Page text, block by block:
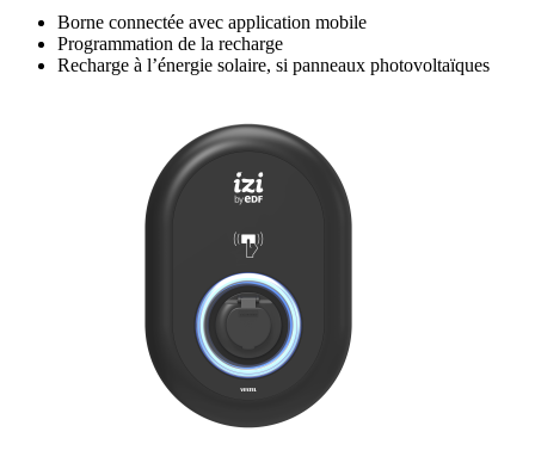
Borne connectée avec application mobile
Programmation de la recharge
Recharge à l’énergie solaire, si panneaux photovoltaïques